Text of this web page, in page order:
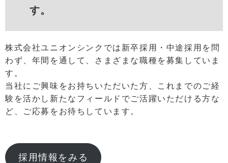
す。
株式会社ユニオンシンクでは新卒採用・中途採用を問
わず、年間を通して、さまざまな職種を募集していま
す。
当社にご興味をお持ちいただいた方、これまでのご経
験を活かし新たなフィールドでご活躍いただける方な
ど、ご応募をお待ちしています。
採用情報をみる